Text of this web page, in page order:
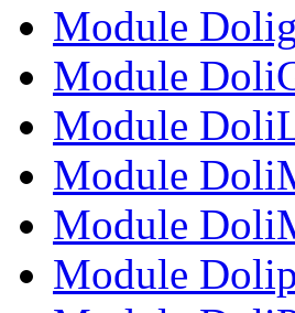
Module
Module
Module
Module
Module
Module